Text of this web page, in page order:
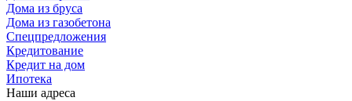
Дома из бруса
Дома из газобетона
Спецпредложения
Кредитование
Кредит на дом
Ипотека
Наши адреса